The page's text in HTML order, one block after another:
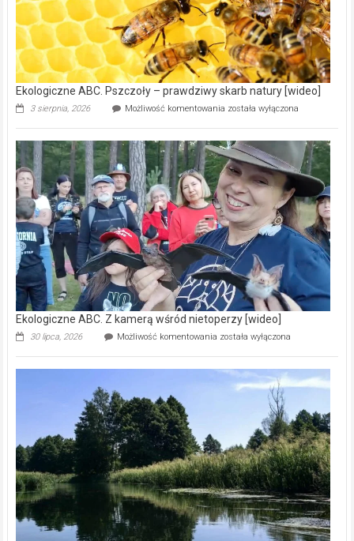
na
modernizację
oczyszczalni
ścieków
[wideo]
Ekologiczne ABC. Pszczoły – prawdziwy skarb natury [wideo]
3 sierpnia, 2026 Możliwość komentowania Ekologiczne
–
prawdziwy
skarb
natury
[wideo]
została wyłączona
Ekologiczne ABC. Z kamerą wśród nietoperzy [wideo]
30 lipca, 2026 Możliwość komentowania Ekologiczne
kamerą
wśród
została wyłączona